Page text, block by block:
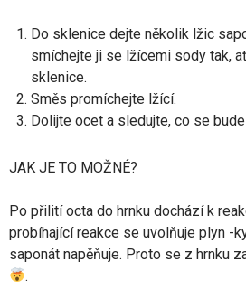
Do sklenice dejte několik lžic
smíchejte ji se lžícemi sody tak,
sklenice.
Směs promíchejte lžící.
Dolijte ocet a sledujte, co se
JAK JE TO MOŽNÉ?
Po přilití octa do hrnku dochází k
probíhající reakce se uvolňuje plyn -
saponát napěňuje. Proto se z hrnku
.